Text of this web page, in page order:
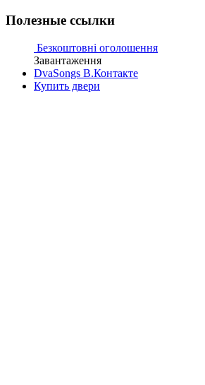
Полезные ссылки
Безкоштовні оголошення
Завантаження
DvaSongs В.Контакте
Купить двери